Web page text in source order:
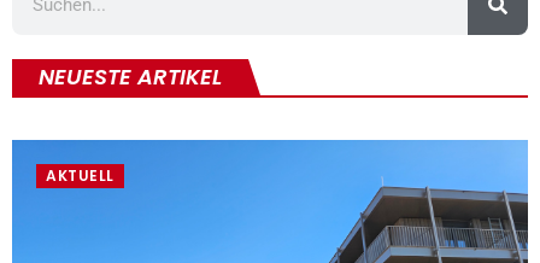
NEUESTE ARTIKEL
AKTUELL